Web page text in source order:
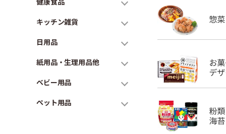
健康食品
キッチン雑貨
日用品
紙用品・生理用品他
ベビー用品
ペット用品